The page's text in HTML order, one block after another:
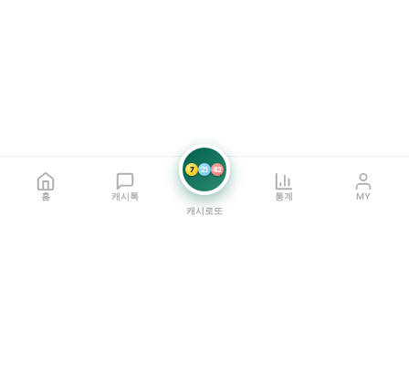
홈 캐시톡
7 21 42
캐시로또
통계 MY